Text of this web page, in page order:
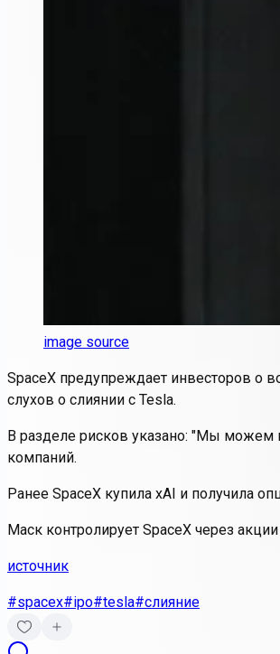
image source
SpaceX предупреждает инвесторов о
слухов о слиянии с Tesla.
В разделе рисков указано: "Мы можем
компаний.
Ранее SpaceX купила xAI и получила
Маск контролирует SpaceX через акции
источник
#spacex#ipo#tesla#слияние